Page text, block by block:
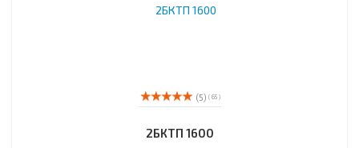
(5) ( 65 )
2БКТП 1600